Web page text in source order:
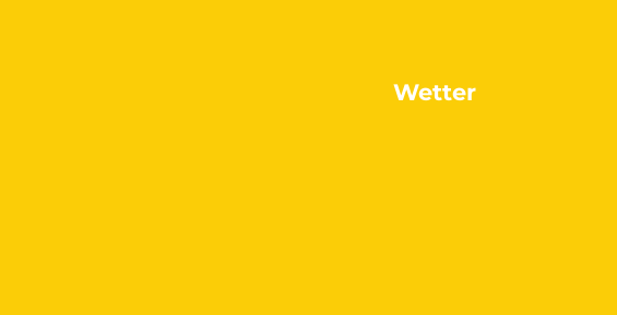
Wetter